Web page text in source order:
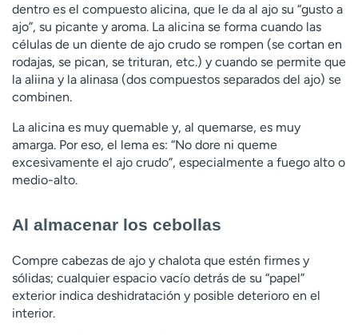
dentro es el compuesto alicina, que le da al ajo su “gusto a
ajo”, su picante y aroma. La alicina se forma cuando las
células de un diente de ajo crudo se rompen (se cortan en
rodajas, se pican, se trituran, etc.) y cuando se permite que
la aliina y la alinasa (dos compuestos separados del ajo) se
combinen.
La alicina es muy quemable y, al quemarse, es muy
amarga. Por eso, el lema es: “No dore ni queme
excesivamente el ajo crudo”, especialmente a fuego alto o
medio-alto.
Al almacenar los cebollas
Compre cabezas de ajo y chalota que estén firmes y
sólidas; cualquier espacio vacío detrás de su “papel”
exterior indica deshidratación y posible deterioro en el
interior.